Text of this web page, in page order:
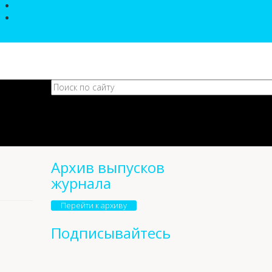
Архив выпусков
журнала
Перейти к архиву
Подписывайтесь